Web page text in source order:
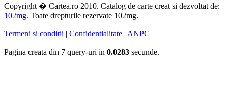
Copyright � Cartea.ro 2010. Catalog de carte creat si dezvoltat de:
102mg. Toate drepturile rezervate 102mg.
Termeni si conditii | Confidentialitate | ANPC
Pagina creata din 7 query-uri in 0.0283 secunde.